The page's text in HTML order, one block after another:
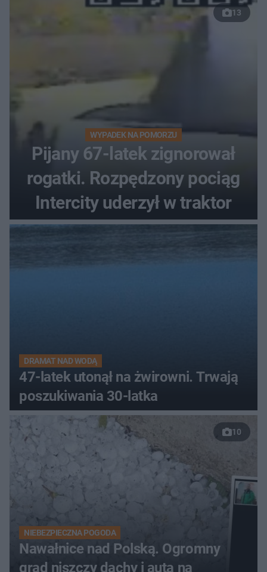
13
WYPADEK NA POMORZU
Pijany 67-latek zignorował
rogatki. Rozpędzony pociąg
Intercity uderzył w traktor
DRAMAT NAD WODĄ
47-latek utonął na żwirowni. Trwają
poszukiwania 30-latka
10
NIEBEZPIECZNA POGODA
Nawałnice nad Polską. Ogromny
grad niszczy dachy i auta na